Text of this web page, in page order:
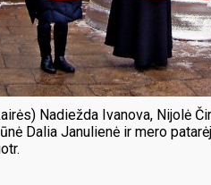
Nadiežda Ivanova, Nijolė
Dalia Janulienė ir mero